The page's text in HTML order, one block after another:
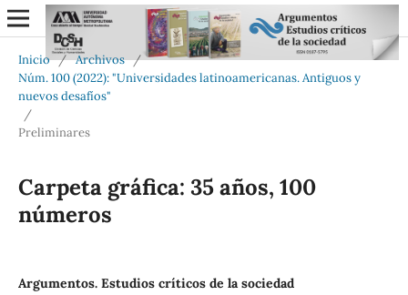
Inicio / Archivos /
Núm. 100 (2022): "Universidades latinoamericanas. Antiguos y
nuevos desafíos"
/
Preliminares
Carpeta gráfica: 35 años, 100
números
Argumentos. Estudios críticos de la sociedad